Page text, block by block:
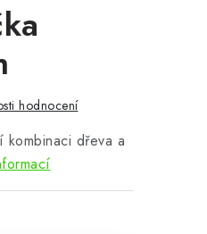
hodnocení
dřeva a